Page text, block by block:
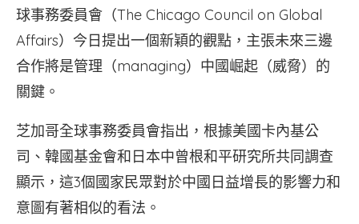
球事務委員會（The Chicago Council on Global
Affairs）今日提出一個新穎的觀點，主張未來三邊
合作將是管理（managing）中國崛起（威脅）的
關鍵。
芝加哥全球事務委員會指出，根據美國卡內基公
司、韓國基金會和日本中曾根和平研究所共同調查
顯示，這3個國家民眾對於中國日益增長的影響力和
意圖有著相似的看法。